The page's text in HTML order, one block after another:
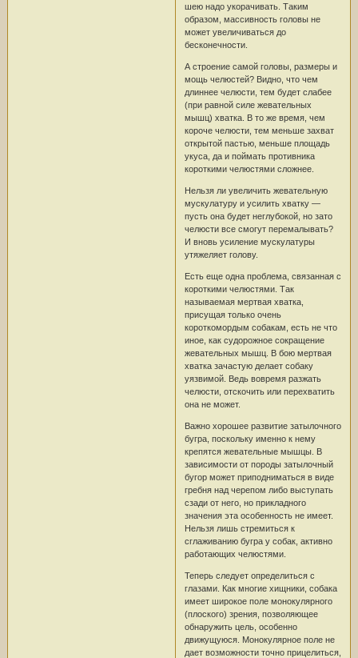
шею надо укорачивать. Таким
образом, массивность головы не
может увеличиваться до
бесконечности.
А строение самой головы, размеры и
мощь челюстей? Видно, что чем
длиннее челюсти, тем будет слабее
(при равной силе жевательных
мышц) хватка. В то же время, чем
короче челюсти, тем меньше захват
открытой пастью, меньше площадь
укуса, да и поймать противника
короткими челюстями сложнее.
Нельзя ли увеличить жевательную
мускулатуру и усилить хватку —
пусть она будет неглубокой, но зато
челюсти все смогут перемалывать?
И вновь усиление мускулатуры
утяжеляет голову.
Есть еще одна проблема, связанная с
короткими челюстями. Так
называемая мертвая хватка,
присущая только очень
короткомордым собакам, есть не что
иное, как судорожное сокращение
жевательных мышц. В бою мертвая
хватка зачастую делает собаку
уязвимой. Ведь вовремя разжать
челюсти, отскочить или перехватить
она не может.
Важно хорошее развитие затылочного
бугра, поскольку именно к нему
крепятся жевательные мышцы. В
зависимости от породы затылочный
бугор может приподниматься в виде
гребня над черепом либо выступать
сзади от него, но прикладного
значения эта особенность не имеет.
Нельзя лишь стремиться к
сглаживанию бугра у собак, активно
работающих челюстями.
Теперь следует определиться с
глазами. Как многие хищники, собака
имеет широкое поле монокулярного
(плоского) зрения, позволяющее
обнаружить цель, особенно
движущуюся. Монокулярное поле не
дает возможности точно прицелиться,